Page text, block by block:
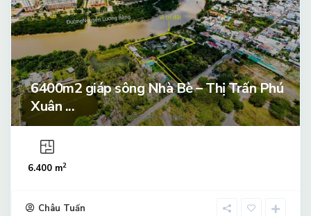
6400m2 giáp sông Nhà Bè – Thị Trấn Phú
Xuân ...
6.400 m2
Châu Tuấn